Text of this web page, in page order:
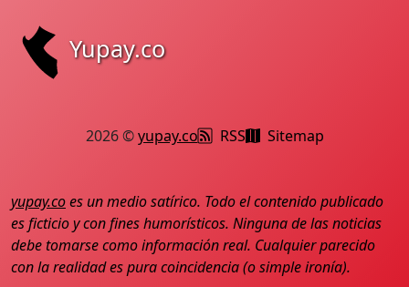
Yupay.co
2026 ©yupay.co RSS Sitemap
yupay.coes un medio satírico. Todo el contenido publicado
es ficticio y con fines humorísticos. Ninguna de las noticias
debe tomarse como información real. Cualquier parecido
con la realidad es pura coincidencia (o simple ironía).